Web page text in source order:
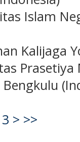
Islam
Kalijaga
Prasetiya
3 > >>